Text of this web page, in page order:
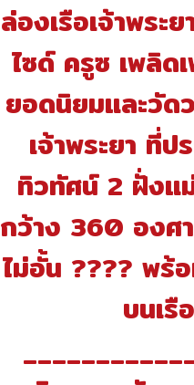
ล่องเรือเจ้าพระ
ไซด์ ครูซ เพลิด
ยอดนิยมและวัด
เจ้าพระยา ที่
ทิวทัศน์ 2 ฝั่งแ
กว้าง 360 องศ
ไม่อั้น ???? พร้
บนเรื